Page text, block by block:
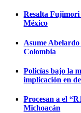
Resalta Fujimori
México
Asume
Colombia
Policías bajo la
implicación en
Procesan a el
Michoacán